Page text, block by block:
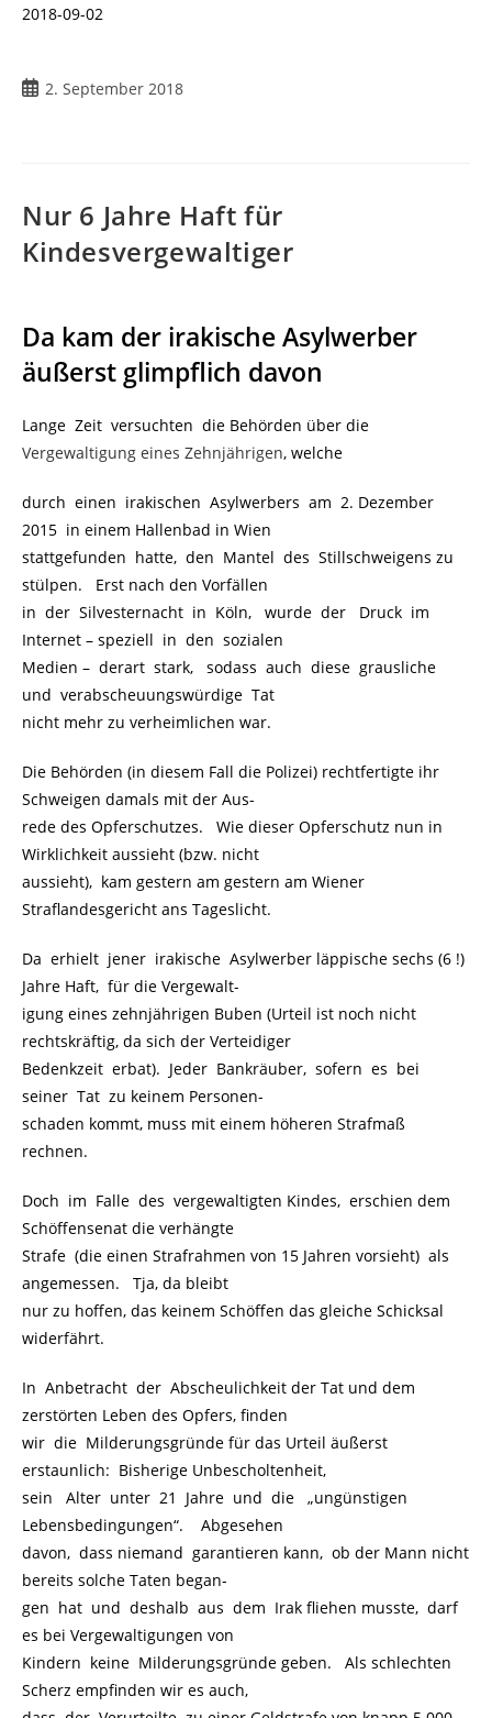
2018-09-02
2. September 2018
Nur 6 Jahre Haft für
Kindesvergewaltiger
Da kam der irakische Asylwerber
äußerst glimpflich davon
Lange Zeit versuchten die Behörden über die
Vergewaltigung eines Zehnjährigen, welche
durch einen irakischen Asylwerbers am 2. Dezember
2015 in einem Hallenbad in Wien
stattgefunden hatte, den Mantel des Stillschweigens zu
stülpen. Erst nach den Vorfällen
in der Silvesternacht in Köln, wurde der Druck im
Internet – speziell in den sozialen
Medien – derart stark, sodass auch diese grausliche
und verabscheuungswürdige Tat
nicht mehr zu verheimlichen war.
Die Behörden (in diesem Fall die Polizei) rechtfertigte ihr
Schweigen damals mit der Aus-
rede des Opferschutzes. Wie dieser Opferschutz nun in
Wirklichkeit aussieht (bzw. nicht
aussieht), kam gestern am gestern am Wiener
Straflandesgericht ans Tageslicht.
Da erhielt jener irakische Asylwerber läppische sechs (6 !)
Jahre Haft, für die Vergewalt-
igung eines zehnjährigen Buben (Urteil ist noch nicht
rechtskräftig, da sich der Verteidiger
Bedenkzeit erbat). Jeder Bankräuber, sofern es bei
seiner Tat zu keinem Personen-
schaden kommt, muss mit einem höheren Strafmaß
rechnen.
Doch im Falle des vergewaltigten Kindes, erschien dem
Schöffensenat die verhängte
Strafe (die einen Strafrahmen von 15 Jahren vorsieht) als
angemessen. Tja, da bleibt
nur zu hoffen, das keinem Schöffen das gleiche Schicksal
widerfährt.
In Anbetracht der Abscheulichkeit der Tat und dem
zerstörten Leben des Opfers, finden
wir die Milderungsgründe für das Urteil äußerst
erstaunlich: Bisherige Unbescholtenheit,
sein Alter unter 21 Jahre und die „ungünstigen
Lebensbedingungen“. Abgesehen
davon, dass niemand garantieren kann, ob der Mann nicht
bereits solche Taten began-
gen hat und deshalb aus dem Irak fliehen musste, darf
es bei Vergewaltigungen von
Kindern keine Milderungsgründe geben. Als schlechten
Scherz empfinden wir es auch,